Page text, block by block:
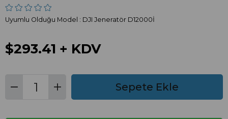
Uyumlu Olduğu Model : DJI Jeneratör D12000İ
$293.41 + KDV